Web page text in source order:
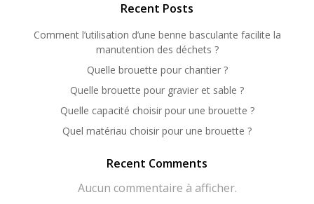
Recent Posts
Comment l’utilisation d’une benne basculante facilite la
manutention des déchets ?
Quelle brouette pour chantier ?
Quelle brouette pour gravier et sable ?
Quelle capacité choisir pour une brouette ?
Quel matériau choisir pour une brouette ?
Recent Comments
Aucun commentaire à afficher.